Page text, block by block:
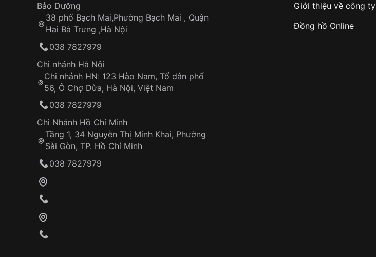
Bảo Dưỡng
38 phố Bạch Mai,Phường Bạch Mai , Quận
Hai Bà Trưng ,Hà Nội
038 7827979
Chi nhánh Hà Nội
Chi nhánh HN: 123 Hào Nam, Tổ dân phố
56, Ô Chợ Dừa, Hà Nội, Việt Nam
038 7827979
Chi Nhánh Hồ Chí Minh
Tầng 1, 34 Nguyễn Thị Minh Khai, Phường
Sài Gòn, TP. Hồ Chí Minh
038 7827979
Giới thiệu về công ty
Đồng hồ Online